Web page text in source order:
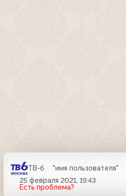
ТВ-6 "имя пользователя"
25 февраля 2021, 19:43
Есть проблема?